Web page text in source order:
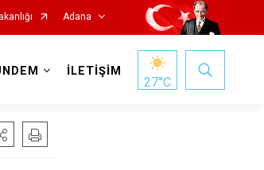
Adana
İLETİŞİM
27°C